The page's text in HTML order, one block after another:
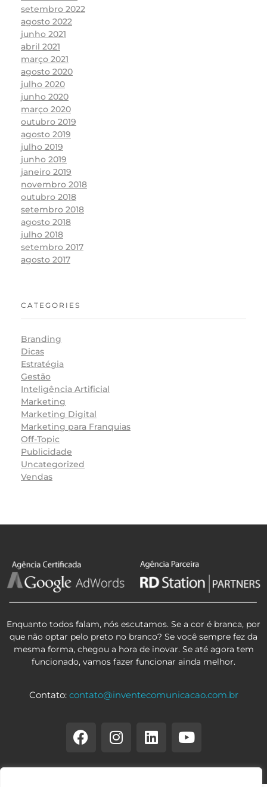
setembro 2022
agosto 2022
junho 2021
abril 2021
março 2021
agosto 2020
julho 2020
junho 2020
março 2020
outubro 2019
agosto 2019
julho 2019
junho 2019
janeiro 2019
novembro 2018
outubro 2018
setembro 2018
agosto 2018
julho 2018
setembro 2017
agosto 2017
CATEGORIES
Branding
Dicas
Estratégia
Gestão
Inteligência Artificial
Marketing
Marketing Digital
Marketing para Franquias
Off-Topic
Publicidade
Uncategorized
Vendas
Enquanto todos falam, nós escutamos. Se a cor é branca, por
que não optar pelo preto no branco? Se você sempre fez da
mesma forma, chegou a hora de inovar. Se até agora tem
funcionado, vamos fazer funcionar ainda melhor.
Contato: contato@inventecomunicacao.com.br